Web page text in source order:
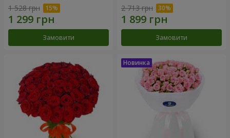
1 528 грн
Замовити
2 713 грн
Замовити